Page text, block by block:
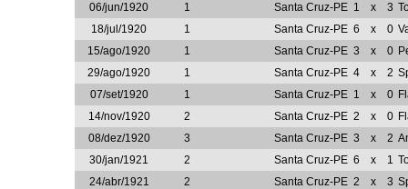
06/jun/1920
1 Santa Cruz-PE 1 x 3
18/jul/1920
1 Santa Cruz-PE 6 x 0
15/ago/1920
1 Santa Cruz-PE 3 x 0
29/ago/1920
1 Santa Cruz-PE 4 x 2
07/set/1920
1 Santa Cruz-PE 1 x 0
14/nov/1920
2 Santa Cruz-PE 2 x 0
08/dez/1920
3 Santa Cruz-PE 3 x 2
30/jan/1921
2 Santa Cruz-PE 6 x 1
24/abr/1921
2 Santa Cruz-PE 2 x 3